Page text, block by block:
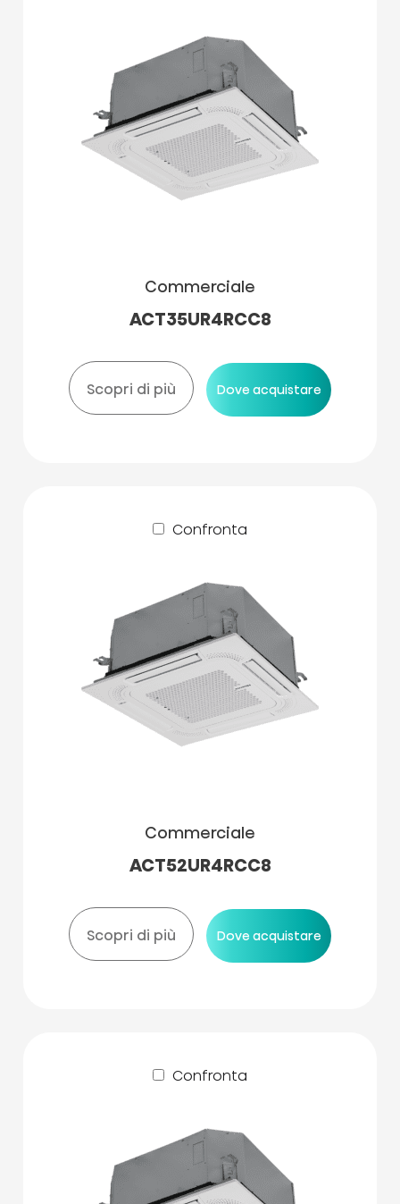
Ricevitore per comando remoto per modelli
canalizzabili
Sistemi Twin /Triple/Quadruple/Quintuple
Comando cablato
Cancella
Commerciale
ACT35UR4RCC8
Scopri di più Dove acquistare
Confronta
Commerciale
ACT52UR4RCC8
Scopri di più Dove acquistare
Confronta